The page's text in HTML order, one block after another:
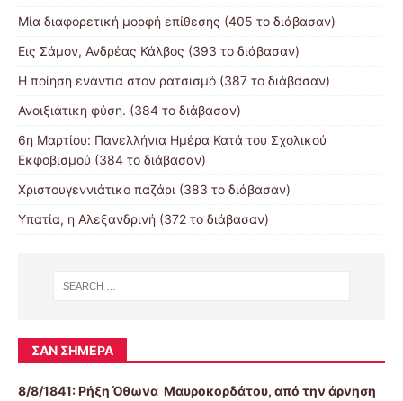
Μία διαφορετική μορφή επίθεσης (405 το διάβασαν)
Εις Σάμον, Ανδρέας Κάλβος (393 το διάβασαν)
Η ποίηση ενάντια στον ρατσισμό (387 το διάβασαν)
Ανοιξιάτικη φύση. (384 το διάβασαν)
6η Μαρτίου: Πανελλήνια Ημέρα Κατά του Σχολικού
Εκφοβισμού (384 το διάβασαν)
Χριστουγεννιάτικο παζάρι (383 το διάβασαν)
Υπατία, η Αλεξανδρινή (372 το διάβασαν)
ΣΑΝ ΣΉΜΕΡΑ
8/8/1841:Ρήξη Όθωνα  Μαυροκορδάτου, από την άρνηση